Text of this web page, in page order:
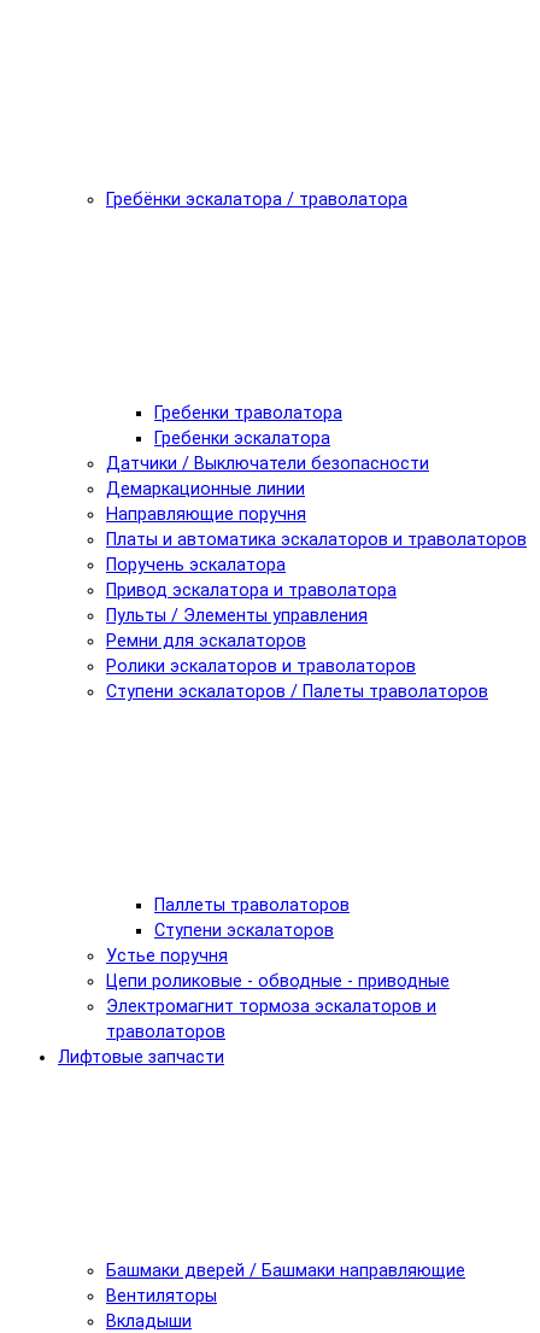
Гребёнки эскалатора / траволатора
Гребенки траволатора
Гребенки эскалатора
Датчики / Выключатели безопасности
Демаркационные линии
Направляющие поручня
Платы и автоматика эскалаторов и траволаторов
Поручень эскалатора
Привод эскалатора и траволатора
Пульты / Элементы управления
Ремни для эскалаторов
Ролики эскалаторов и траволаторов
Ступени эскалаторов / Палеты траволаторов
Паллеты траволаторов
Ступени эскалаторов
Устье поручня
Цепи роликовые - обводные - приводные
Электромагнит тормоза эскалаторов и
траволаторов
Лифтовые запчасти
Башмаки дверей / Башмаки направляющие
Вентиляторы
Вкладыши